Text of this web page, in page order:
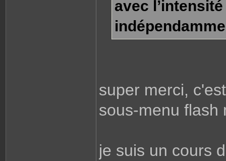
avec
super merci,
sous-menu flash
je suis un cours